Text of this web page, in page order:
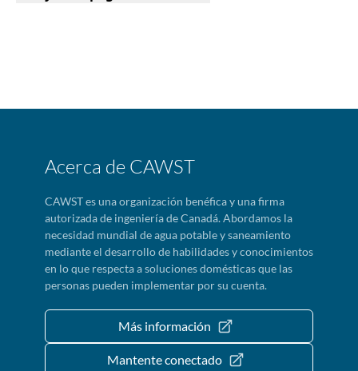
Acerca de CAWST
CAWST es una organización benéfica y una firma
autorizada de ingeniería de Canadá. Abordamos la
necesidad mundial de agua potable y saneamiento
mediante el desarrollo de habilidades y conocimientos
en lo que respecta a soluciones domésticas que las
personas pueden implementar por su cuenta.
Más información
Mantente conectado